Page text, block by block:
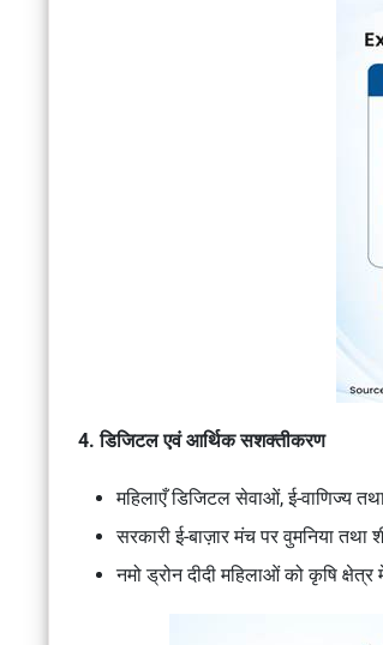
4. डिजिटल एवं आर्थिक सशक्तीकरण
महिलाएँ डिजिटल सेवाओं, ई-वाणिज्य
सरकारी ई-बाज़ार मंच पर वुमनिया तथा
नमो ड्रोन दीदी महिलाओं को कृषि क्षेत्र